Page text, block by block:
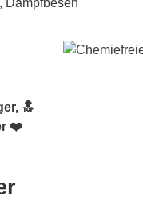
🔝
❤️